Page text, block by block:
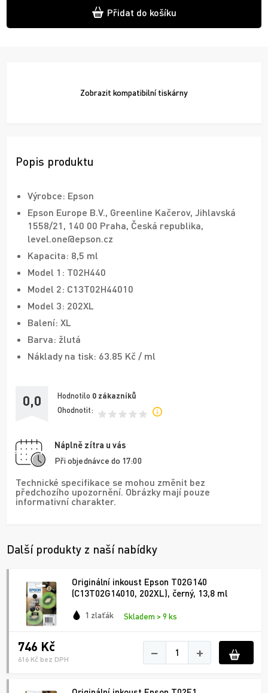
Přidat do košíku
Zobrazit kompatibilní tiskárny
Popis produktu
Výrobce: Epson
Epson Europe B.V., Greenline Kačerov, Jihlavská
1558/21, 140 00 Praha, Česká republika,
level.one@epson.cz
Kapacita: 8,5 ml
Model 1: T02H440
Model 2: C13T02H44010
Model 3: 202XL
Balení: XL
Barva: žlutá
Náklady na tisk: 63.85 Kč / ml
0,0 Hodnotilo 0 zákazníků
Ohodnotit:
Náplně zítra u vás
Při objednávce do 17:00
Technické specifikace se mohou změnit bez
předchozího upozornění. Obrázky mají pouze
informativní charakter.
Další produkty z naší nabídky
Originální inkoust Epson T02G140
(C13T02G14010, 202XL), černý, 13,8 ml
1 zlaťák Skladem > 9 ks
746 Kč
616 Kč bez DPH − +